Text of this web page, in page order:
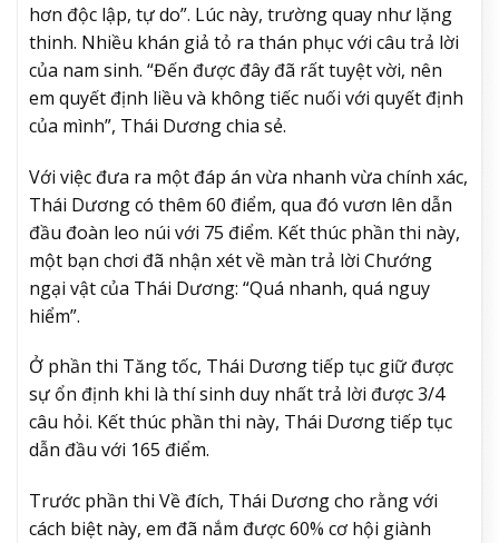
hơn độc lập, tự do”. Lúc này, trường quay như lặng
thinh. Nhiều khán giả tỏ ra thán phục với câu trả lời
của nam sinh. “Đến được đây đã rất tuyệt vời, nên
em quyết định liều và không tiếc nuối với quyết định
của mình”, Thái Dương chia sẻ.
Với việc đưa ra một đáp án vừa nhanh vừa chính xác,
Thái Dương có thêm 60 điểm, qua đó vươn lên dẫn
đầu đoàn leo núi với 75 điểm. Kết thúc phần thi này,
một bạn chơi đã nhận xét về màn trả lời Chướng
ngại vật của Thái Dương: “Quá nhanh, quá nguy
hiểm”.
Ở phần thi Tăng tốc, Thái Dương tiếp tục giữ được
sự ổn định khi là thí sinh duy nhất trả lời được 3/4
câu hỏi. Kết thúc phần thi này, Thái Dương tiếp tục
dẫn đầu với 165 điểm.
Trước phần thi Về đích, Thái Dương cho rằng với
cách biệt này, em đã nắm được 60% cơ hội giành